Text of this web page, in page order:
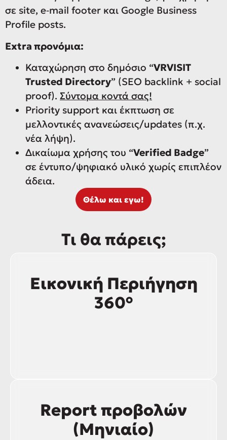
σε site, e‑mail footer και Google Business
Profile posts.
Extra προνόμια:
Καταχώρηση στο δημόσιο “VRVISIT
Trusted Directory” (SEO backlink + social
proof). Σύντομα κοντά σας!
Priority support και έκπτωση σε
μελλοντικές ανανεώσεις/updates (π.χ.
νέα λήψη).
Δικαίωμα χρήσης του “Verified Badge”
σε έντυπο/ψηφιακό υλικό χωρίς επιπλέον
άδεια.
Θέλω και εγω!
Τι θα πάρεις;
Εικονική Περιήγηση
360°
Report προβολών
(Μηνιαίο)